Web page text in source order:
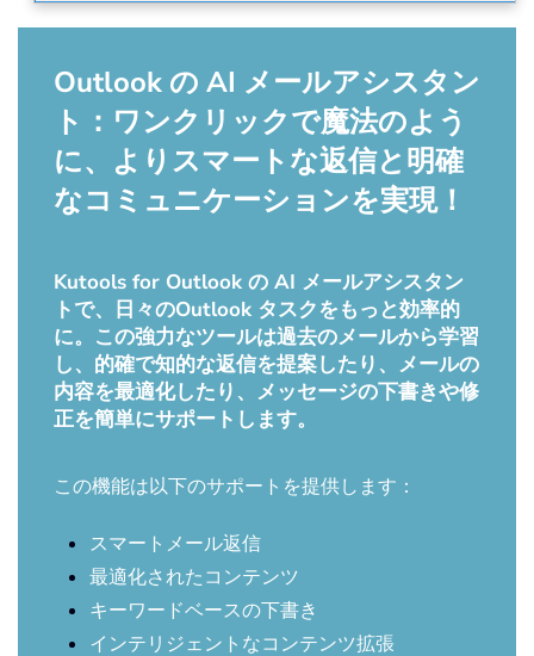
Outlook の AI メールアシスタン
ト：ワンクリックで魔法のよう
に、よりスマートな返信と明確
なコミュニケーションを実現！
Kutools for Outlook の AI メールアシスタン
トで、日々のOutlook タスクをもっと効率的
に。この強力なツールは過去のメールから学習
し、的確で知的な返信を提案したり、メールの
内容を最適化したり、メッセージの下書きや修
正を簡単にサポートします。
この機能は以下のサポートを提供します：
スマートメール返信
最適化されたコンテンツ
キーワードベースの下書き
インテリジェントなコンテンツ拡張